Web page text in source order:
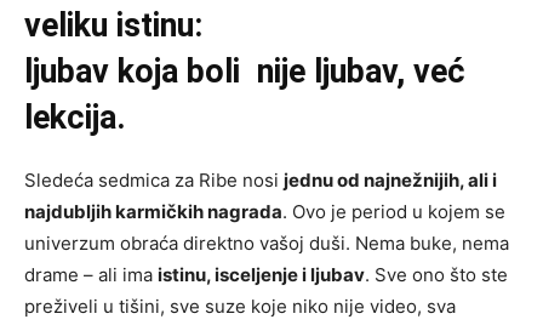
veliku istinu:
ljubav koja boli nije ljubav, već
lekcija.
Sledeća sedmica za Ribe nosi jednu od najnežnijih, ali i
najdubljih karmičkih nagrada. Ovo je period u kojem se
univerzum obraća direktno vašoj duši. Nema buke, nema
drame – ali ima istinu, isceljenje i ljubav. Sve ono što ste
preživeli u tišini, sve suze koje niko nije video, sva